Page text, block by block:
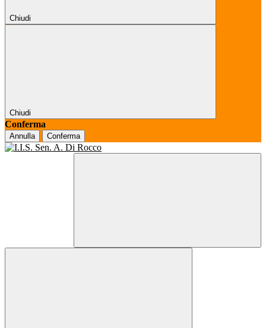
Chiudi
Chiudi
Conferma
Annulla Conferma